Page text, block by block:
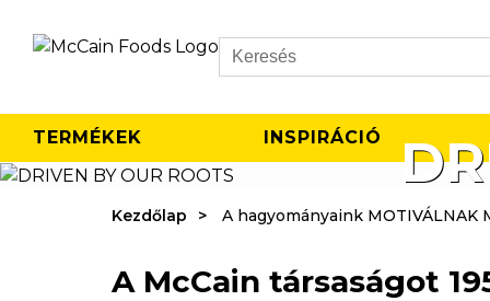
Search
TERMÉKEK INSPIRÁCIÓ
Kezdőlap A hagyományaink MOTIVÁLNAK
A McCain társaságot